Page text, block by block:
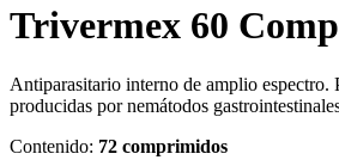
Trivermex 60
Antiparasitario interno de amplio espectro.
producidas por nemátodos
Contenido: 72 comprimidos